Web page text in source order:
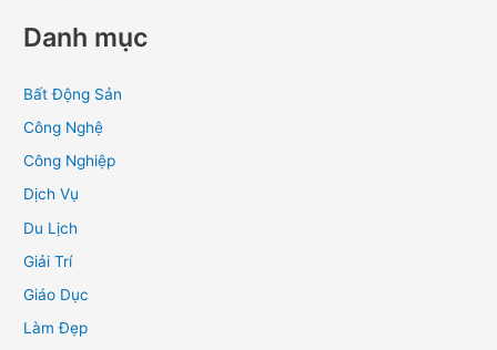
Danh mục
Bất Động Sản
Công Nghệ
Công Nghiệp
Dịch Vụ
Du Lịch
Giải Trí
Giáo Dục
Làm Đẹp